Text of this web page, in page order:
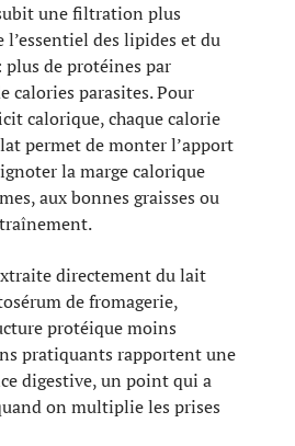
une filtration plus
l’essentiel des lipides et du
plus de protéines par
calories parasites. Pour
calorique, chaque calorie
permet de monter l’apport
la marge calorique
aux bonnes graisses ou
directement du lait
de fromagerie,
protéique moins
pratiquants rapportent une
digestive, un point qui a
on multiplie les prises